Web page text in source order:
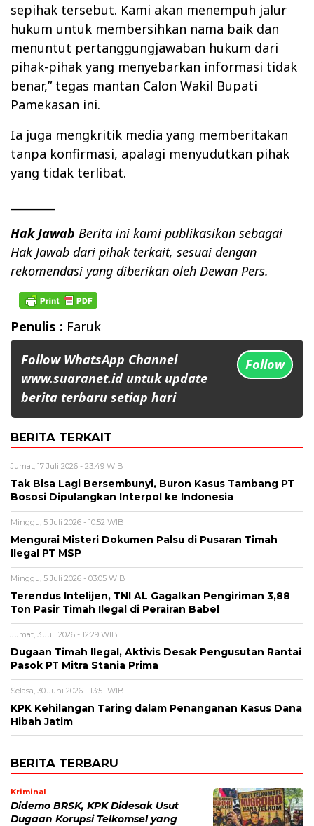
sepihak tersebut. Kami akan menempuh jalur
hukum untuk membersihkan nama baik dan
menuntut pertanggungjawaban hukum dari
pihak-pihak yang menyebarkan informasi tidak
benar,” tegas mantan Calon Wakil Bupati
Pamekasan ini.
Ia juga mengkritik media yang memberitakan
tanpa konfirmasi, apalagi menyudutkan pihak
yang tidak terlibat.
Hak Jawab Berita ini kami publikasikan sebagai
Hak Jawab dari pihak terkait, sesuai dengan
rekomendasi yang diberikan oleh Dewan Pers.
Penulis : Faruk
Follow WhatsApp Channel
www.suaranet.id untuk update
berita terbaru setiap hari
Follow
BERITA TERKAIT
Jumat, 17 Juli 2026 - 23:49 WIB
Tak Bisa Lagi Bersembunyi, Buron Kasus Tambang PT
Bososi Dipulangkan Interpol ke Indonesia
Minggu, 5 Juli 2026 - 10:52 WIB
Mengurai Misteri Dokumen Palsu di Pusaran Timah
Ilegal PT MSP
Minggu, 5 Juli 2026 - 03:05 WIB
Terendus Intelijen, TNI AL Gagalkan Pengiriman 3,88
Ton Pasir Timah Ilegal di Perairan Babel
Jumat, 3 Juli 2026 - 12:29 WIB
Dugaan Timah Ilegal, Aktivis Desak Pengusutan Rantai
Pasok PT Mitra Stania Prima
Selasa, 30 Juni 2026 - 13:51 WIB
KPK Kehilangan Taring dalam Penanganan Kasus Dana
Hibah Jatim
BERITA TERBARU
Kriminal
Didemo BRSK, KPK Didesak Usut
Dugaan Korupsi Telkomsel yang